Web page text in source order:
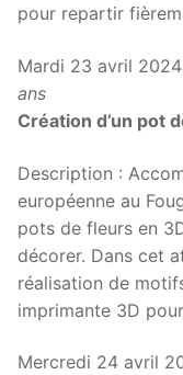
pour repartir
Mardi 23 avril
ans
Création d’un pot
Description :
européenne au
pots de fleurs en
décorer. Dans cet
réalisation de
imprimante 3D
Mercredi 24 avril